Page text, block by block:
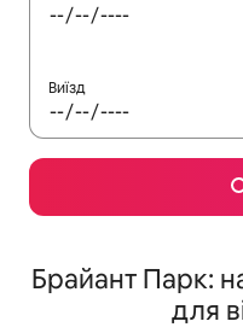
Виїзд
Брайант Парк:
для